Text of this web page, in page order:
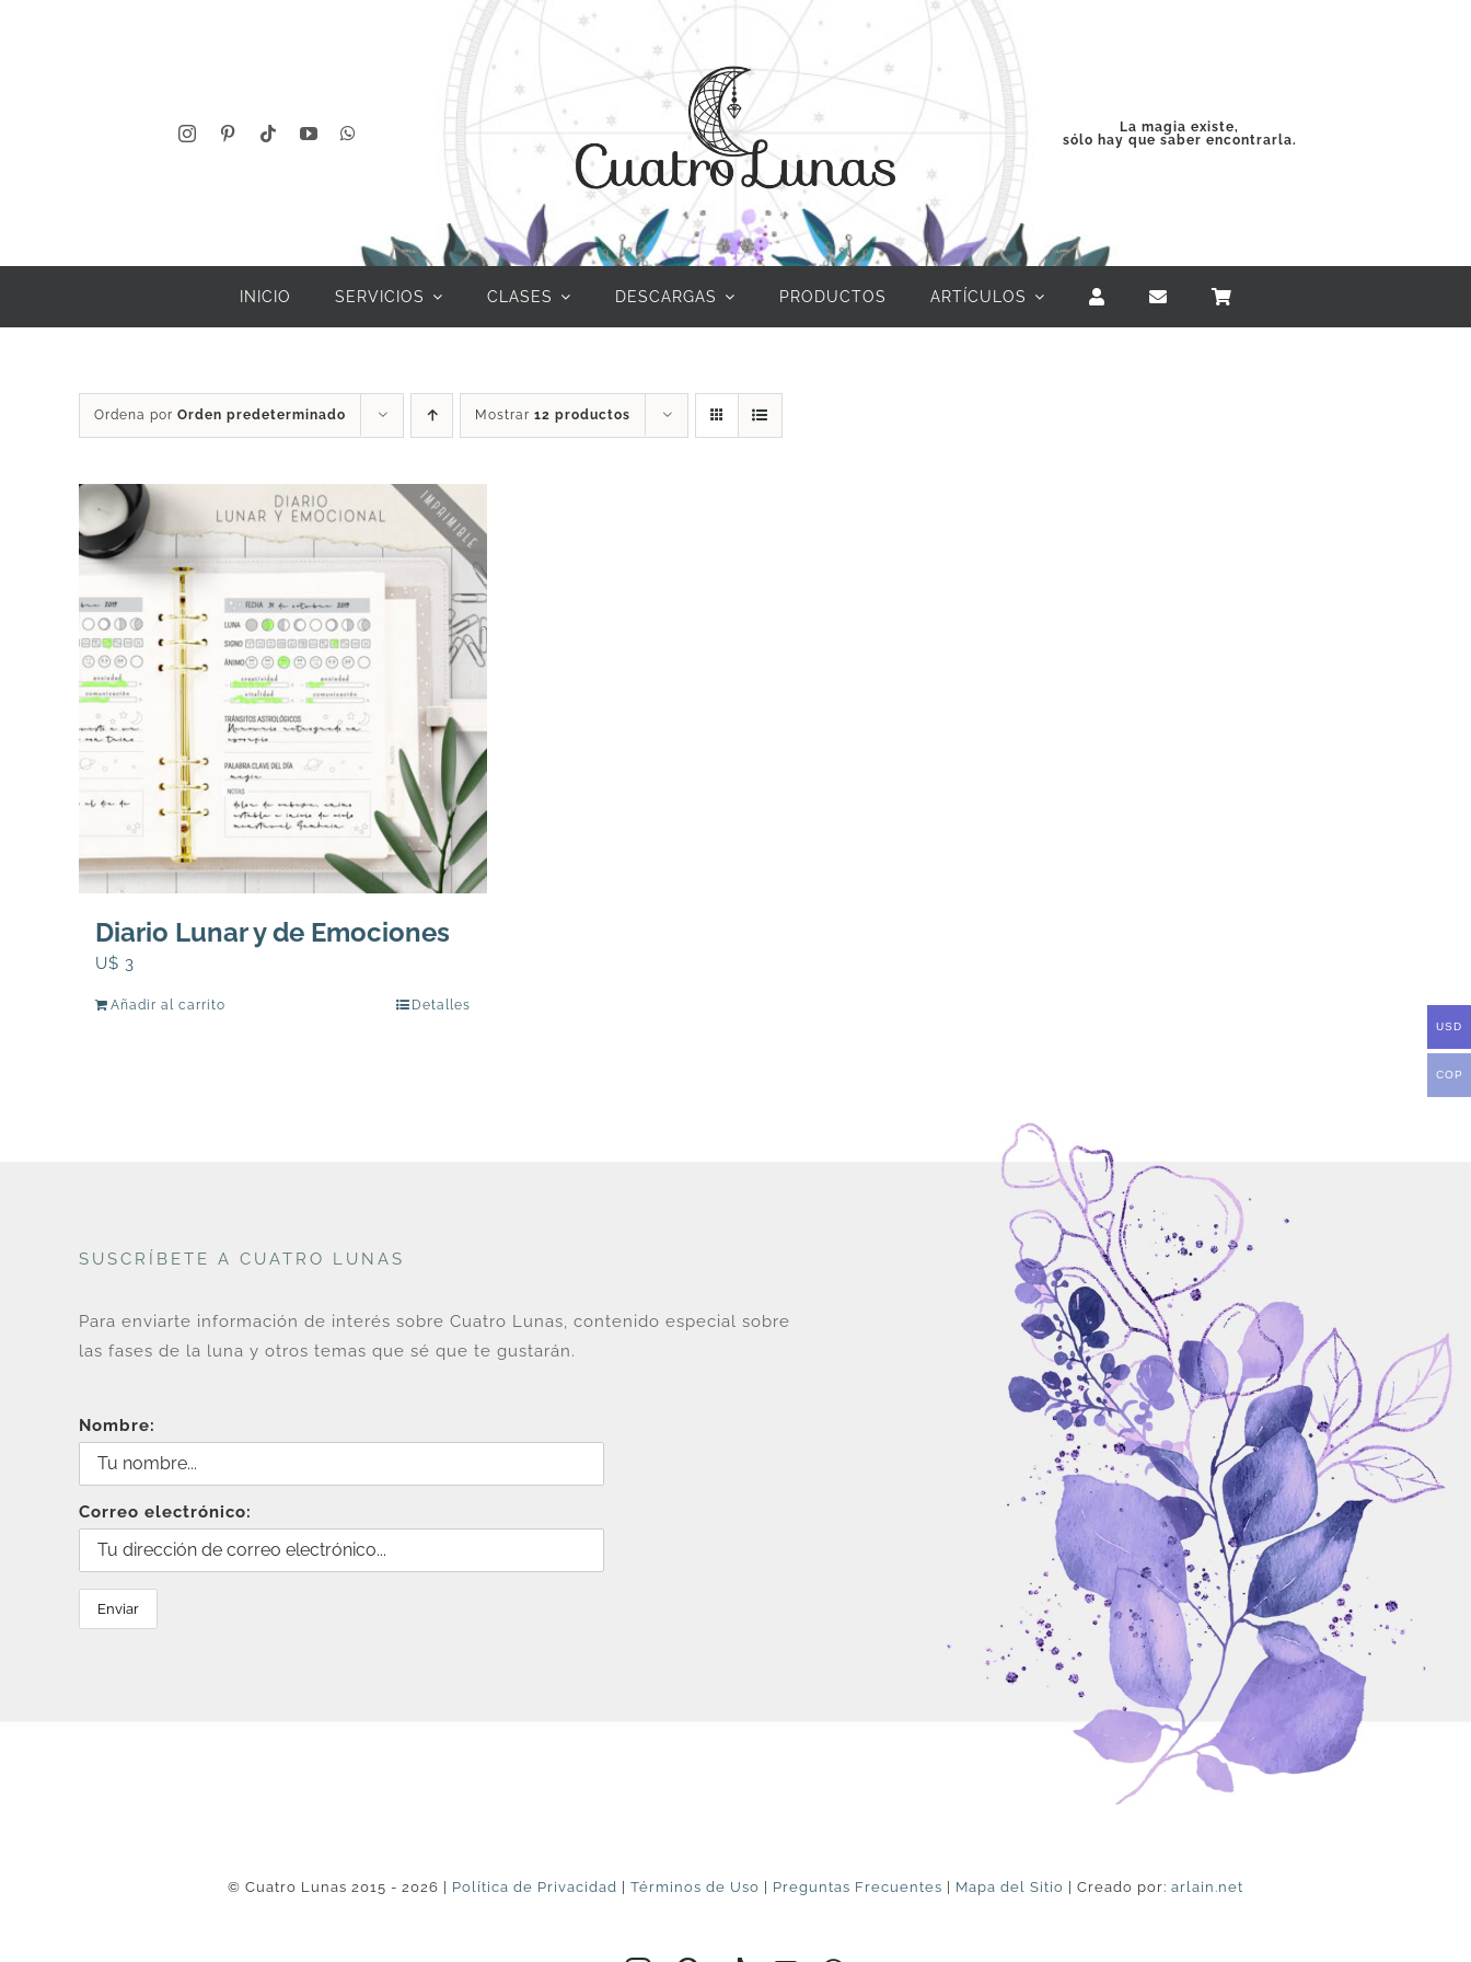
La magia existe,
sólo hay que saber encontrarla.
INICIO SERVICIOS CLASES DESCARGAS PRODUCTOS ARTÍCULOS
Ordena por Orden predeterminado Mostrar 12 productos
Diario Lunar y de Emociones
U$ 3
Añadir al carrito Detalles
SUSCRÍBETE A CUATRO LUNAS
Para enviarte información de interés sobre Cuatro Lunas, contenido especial sobre
las fases de la luna y otros temas que sé que te gustarán.
Nombre:
Correo electrónico:
© Cuatro Lunas 2015 - 2026 | Política de Privacidad | Términos de Uso | Preguntas Frecuentes | Mapa del Sitio | Creado por: arlain.net
USD
COP